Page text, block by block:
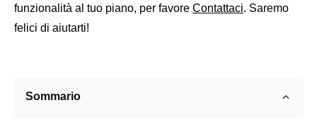
funzionalità al tuo piano, per favore Contattaci. Saremo
felici di aiutarti!
Sommario